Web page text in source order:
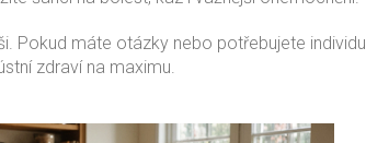
máte otázky nebo potřebujete
zdraví na maximu.